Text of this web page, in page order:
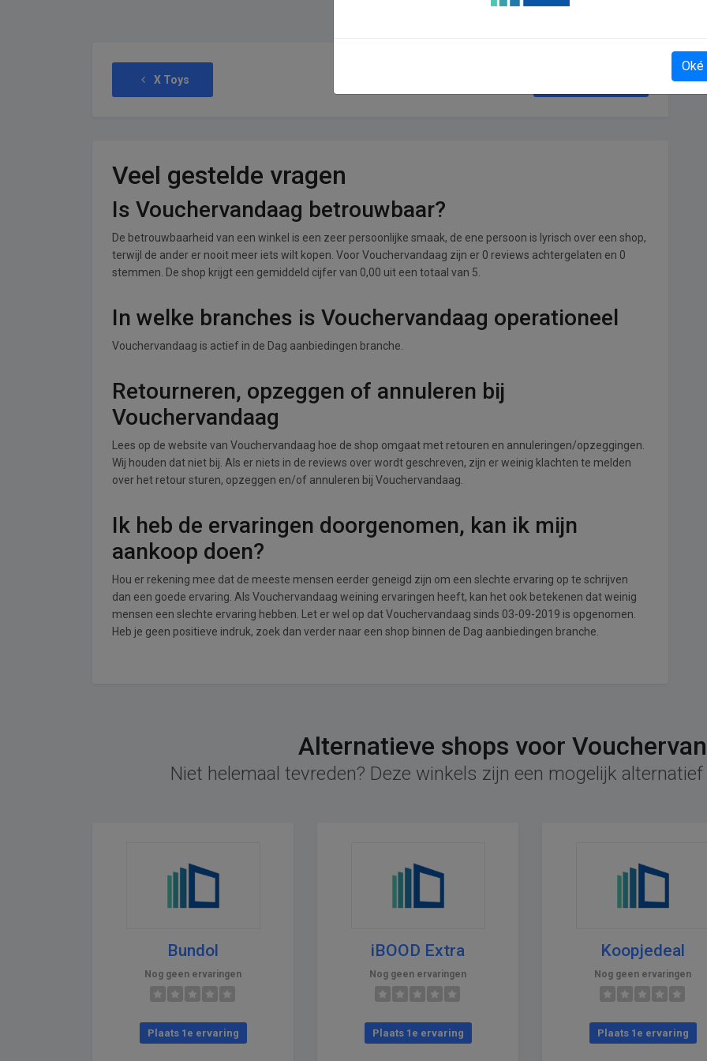
X Toys
Veel gestelde vragen
Is Vouchervandaag betrouwbaar?
De betrouwbaarheid van een winkel is een zeer persoonlijke smaak, de ene persoon is lyrisch over een shop,
terwijl de ander er nooit meer iets wilt kopen. Voor Vouchervandaag zijn er 0 reviews achtergelaten en 0
stemmen. De shop krijgt een gemiddeld cijfer van 0,00 uit een totaal van 5.
In welke branches is Vouchervandaag operationeel
Vouchervandaag is actief in de Dag aanbiedingen branche.
Retourneren, opzeggen of annuleren bij
Vouchervandaag
Lees op de website van Vouchervandaag hoe de shop omgaat met retouren en annuleringen/opzeggingen.
Wij houden dat niet bij. Als er niets in de reviews over wordt geschreven, zijn er weinig klachten te melden
over het retour sturen, opzeggen en/of annuleren bij Vouchervandaag.
Ik heb de ervaringen doorgenomen, kan ik mijn
aankoop doen?
Hou er rekening mee dat de meeste mensen eerder geneigd zijn om een slechte ervaring op te schrijven
dan een goede ervaring. Als Vouchervandaag weining ervaringen heeft, kan het ook betekenen dat weinig
mensen een slechte ervaring hebben. Let er wel op dat Vouchervandaag sinds 03-09-2019 is opgenomen.
Heb je geen positieve indruk, zoek dan verder naar een shop binnen de Dag aanbiedingen branche.
Alternatieve shops voor
Niet helemaal tevreden? Deze winkels zijn een mogelijk
Bundol
Nog geen ervaringen
Plaats 1e ervaring
iBOOD Extra
Nog geen ervaringen
Plaats 1e ervaring
Koopjedeal
Nog geen ervaringen
Plaats 1e ervaring
Oké